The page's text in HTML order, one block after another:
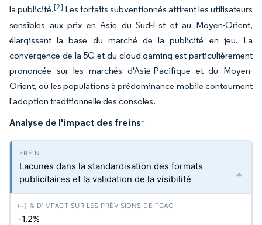
la publicité.[2] Les forfaits subventionnés attirent les utilisateurs
sensibles aux prix en Asie du Sud-Est et au Moyen-Orient,
élargissant la base du marché de la publicité en jeu. La
convergence de la 5G et du cloud gaming est particulièrement
prononcée sur les marchés d'Asie-Pacifique et du Moyen-
Orient, où les populations à prédominance mobile contournent
l'adoption traditionnelle des consoles.
Analyse de l'impact des freins*
Lacunes dans la standardisation des formats
publicitaires et la validation de la visibilité
-1.2%